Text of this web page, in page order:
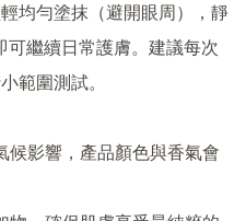
均勻塗抹（避開眼周），靜
可繼續日常護膚。建議每次
範圍測試。